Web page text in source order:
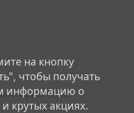
на кнопку
чтобы получать
информацию о
и крутых акциях.
первый отзыв